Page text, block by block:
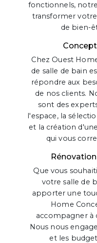
fonctionnels,
transformer
de bien-
Chez Ouest
de salle de bain
répondre aux
de nos clients.
sont des
l'espace, la
et la création
qui vous
Que vous
votre salle de
apporter une
Home
accompagner à
Nous nous
et les